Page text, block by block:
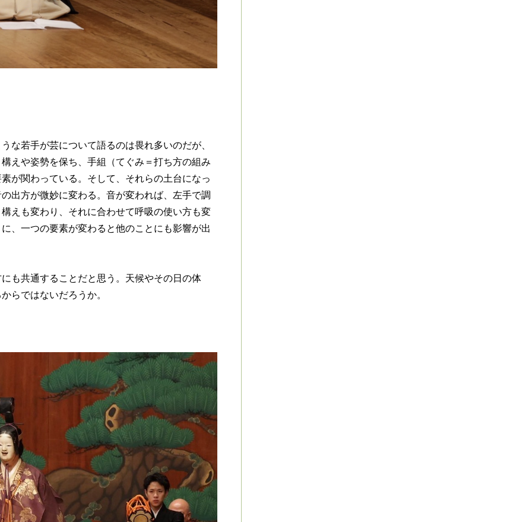
な若手が芸について語るのは畏れ多いのだが、
えや姿勢を保ち、手組（てぐみ＝打ち方の組み
が関わっている。そして、それらの土台になっ
出方が微妙に変わる。音が変われば、左手で調
えも変わり、それに合わせて呼吸の使い方も変
、一つの要素が変わると他のことにも影響が出
も共通することだと思う。天候やその日の体
らではないだろうか。